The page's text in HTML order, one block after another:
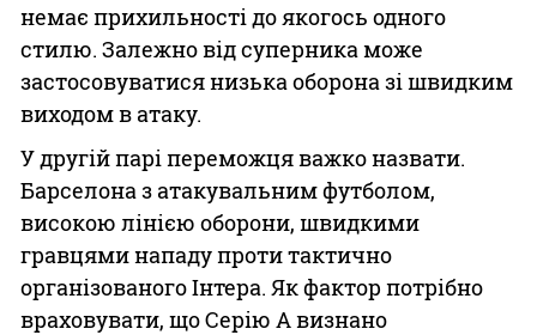
немає прихильності до якогось одного
стилю. Залежно від суперника може
застосовуватися низька оборона зі швидким
виходом в атаку.
У другій парі переможця важко назвати.
Барселона з атакувальним футболом,
високою лінією оборони, швидкими
гравцями нападу проти тактично
організованого Інтера. Як фактор потрібно
враховувати, що Серію А визнано